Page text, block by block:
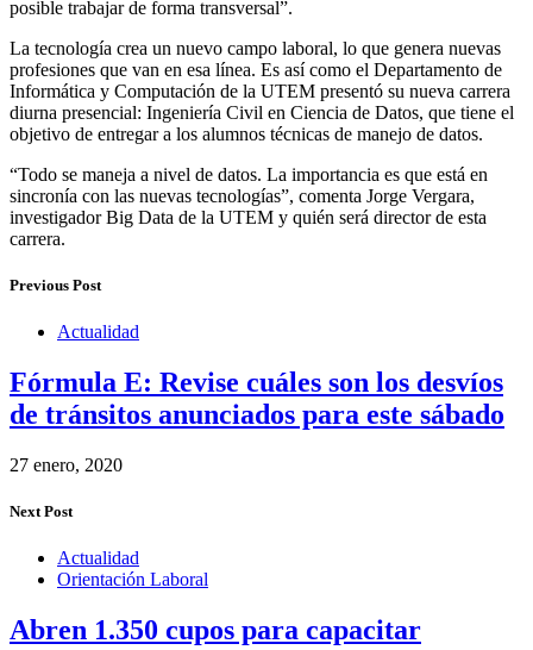
posible trabajar de forma transversal”.
La tecnología crea un nuevo campo laboral, lo que genera nuevas
profesiones que van en esa línea. Es así como el Departamento de
Informática y Computación de la UTEM presentó su nueva carrera
diurna presencial: Ingeniería Civil en Ciencia de Datos, que tiene el
objetivo de entregar a los alumnos técnicas de manejo de datos.
“Todo se maneja a nivel de datos. La importancia es que está en
sincronía con las nuevas tecnologías”, comenta Jorge Vergara,
investigador Big Data de la UTEM y quién será director de esta
carrera.
Previous Post
Actualidad
Fórmula E: Revise cuáles son los desvíos
de tránsitos anunciados para este sábado
27 enero, 2020
Next Post
Actualidad
Orientación Laboral
Abren 1.350 cupos para capacitar